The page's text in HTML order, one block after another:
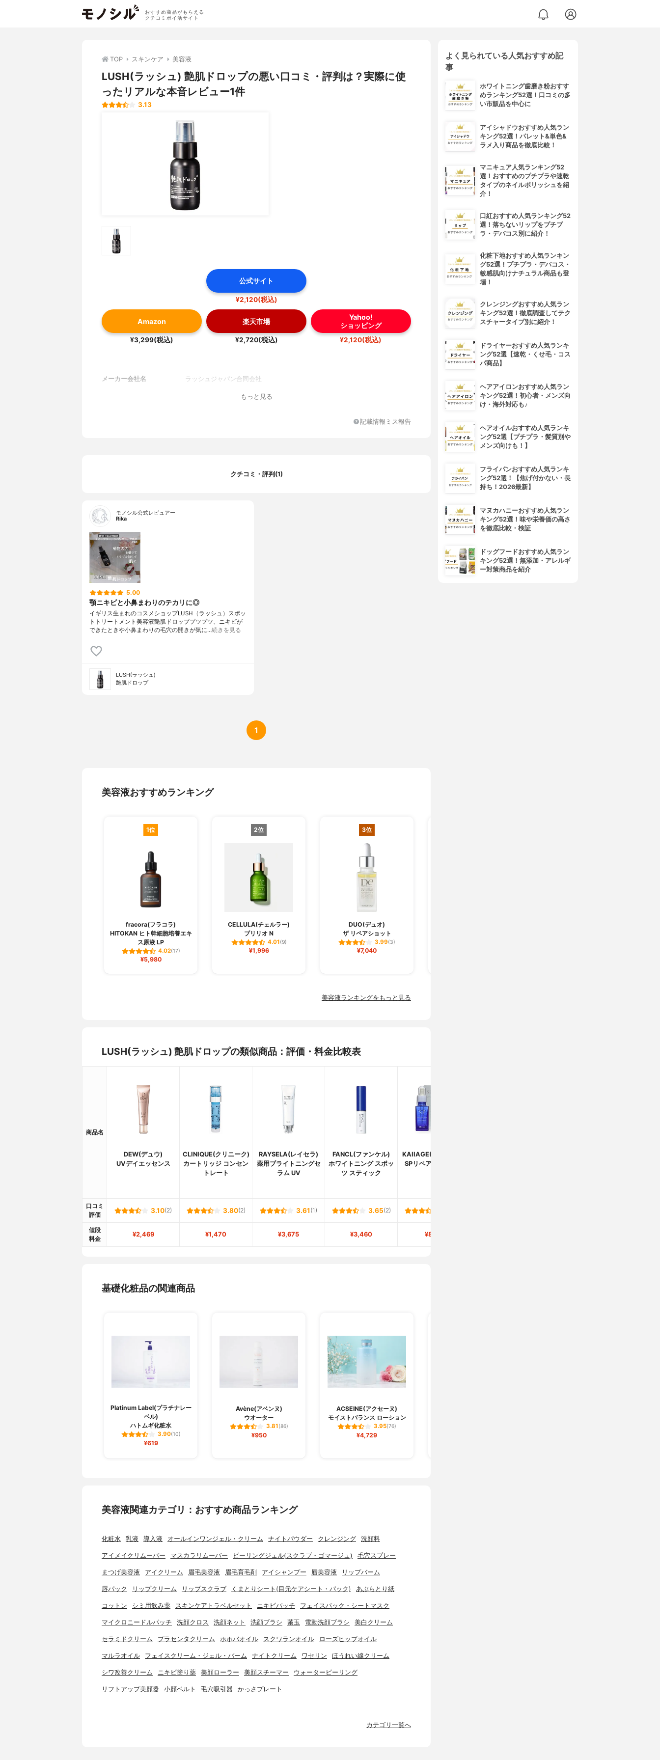
おすすめ商品がもらえる
クチコミポイ活サイト
TOP スキンケア 美容液
LUSH(ラッシュ) 艶肌ドロップの悪い口コミ・評判は？実際に使
ったリアルな本音レビュー1件
3.13
公式サイト
¥2,120(税込)
Amazon
¥3,299(税込)
楽天市場
¥2,720(税込)
Yahoo!
ショッピング
¥2,120(税込)
メーカー会社名 ラッシュジャパン合同会社
もっと見る
記載情報ミス報告
クチコミ・評判(1)
モノシル公式レビュアー
Rika
5.00
顎ニキビと小鼻まわりのテカリに◎
イギリス生まれのコスメショップ⁣LUSH（ラッシュ）⁣スポッ
トトリートメント美容液⁣艶肌ドロップ⁣⁣⁣プツプツ、ニキビが
できたときや小鼻まわりの毛穴の開きが気に…続きを見る
LUSH(ラッシュ)
艶肌ドロップ
1
美容液おすすめランキング
1位
fracora(フラコラ)
HITOKAN ヒト幹細胞培養エキ
ス原液 LP
4.02(17)
¥5,980
2位
CELLULA(チェルラー)
ブリリオ N
4.01(9)
¥1,996
3位
DUO(デュオ)
ザ リペアショット
3.99(3)
¥7,040
美容液ランキングをもっと見る
LUSH(ラッシュ) 艶肌ドロップの類似商品：評価・料金比較表
商品名
DEW(デュウ)
UVデイエッセンス
CLINIQUE(クリニーク)
カートリッジ コンセン
トレート
RAYSELA(レイセラ)
薬用ブライトニングセ
ラム UV
FANCL(ファンケル)
ホワイトニング スポッ
ツ スティック
KAIIAGE(カイエイジ)
SPリペアエッセンス
口コミ
評価
3.10(2) 3.80(2) 3.61 (1) 3.65(2)
値段
料金
¥2,469 ¥1,470 ¥3,675 ¥3,460 ¥8,151
基礎化粧品の関連商品
Platinum Label(プラチナレー
ベル)
ハトムギ化粧水
3.90(10)
¥619
Avène(アベンヌ)
ウオーター
3.81(86)
¥950
ACSEINE(アクセーヌ)
モイストバランス ローション
3.95(76)
¥4,729
美容液関連カテゴリ：おすすめ商品ランキング
化粧水 乳液 導入液 オールインワンジェル・クリーム ナイトパウダー クレンジング 洗顔料
アイメイクリムーバー マスカラリムーバー ピーリングジェル(スクラブ・ゴマージュ) 毛穴スプレー
まつげ美容液 アイクリーム 眉毛美容液 眉毛育毛剤 アイシャンプー 唇美容液 リップバーム
唇パック リップクリーム リップスクラブ くまとりシート(目元ケアシート・パック) あぶらとり紙
コットン シミ用飲み薬 スキンケアトラベルセット ニキビパッチ フェイスパック・シートマスク
マイクロニードルパッチ 洗顔クロス 洗顔ネット 洗顔ブラシ 繭玉 電動洗顔ブラシ 美白クリーム
セラミドクリーム プラセンタクリーム ホホバオイル スクワランオイル ローズヒップオイル
マルラオイル フェイスクリーム・ジェル・バーム ナイトクリーム ワセリン ほうれい線クリーム
シワ改善クリーム ニキビ塗り薬 美顔ローラー 美顔スチーマー ウォーターピーリング
リフトアップ美顔器 小顔ベルト 毛穴吸引器 かっさプレート
カテゴリ一覧へ
よく見られている人気おすすめ記
事
ホワイトニング歯磨き粉おすす
めランキング52選！口コミの多
い市販品を中心に
アイシャドウおすすめ人気ラン
キング52選！パレット&単色&
ラメ入り商品を徹底比較！
マニキュア人気ランキング52
選！おすすめのプチプラや速乾
タイプのネイルポリッシュを紹
介！
口紅おすすめ人気ランキング52
選！落ちないリップをプチプ
ラ・デパコス別に紹介！
化粧下地おすすめ人気ランキン
グ52選！プチプラ・デパコス・
敏感肌向けナチュラル商品も登
場！
クレンジングおすすめ人気ラン
キング52選！徹底調査してテク
スチャータイプ別に紹介！
ドライヤーおすすめ人気ランキ
ング52選【速乾・くせ毛・コス
パ商品】
ヘアアイロンおすすめ人気ラン
キング52選！初心者・メンズ向
け・海外対応も♪
ヘアオイルおすすめ人気ランキ
ング52選【プチプラ・髪質別や
メンズ向けも！】
フライパンおすすめ人気ランキ
ング52選！【焦げ付かない・長
持ち！2026最新】
マヌカハニーおすすめ人気ラン
キング52選！味や栄養価の高さ
を徹底比較・検証
ドッグフードおすすめ人気ラン
キング52選！無添加・アレルギ
ー対策商品を紹介